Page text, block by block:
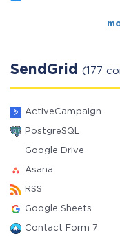
SendGrid (177
ActiveCampaign
PostgreSQL
Google Drive
Asana
RSS
Google Sheets
Contact Form 7